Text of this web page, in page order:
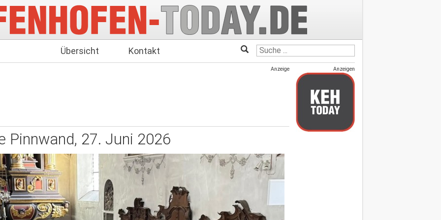
Übersicht Kontakt
Anzeige
Pinnwand, 27. Juni 2026
Anzeigen